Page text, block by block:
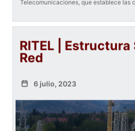
Telecomunicaciones, que establece las
RITEL | Estructura
Red
6 julio, 2023